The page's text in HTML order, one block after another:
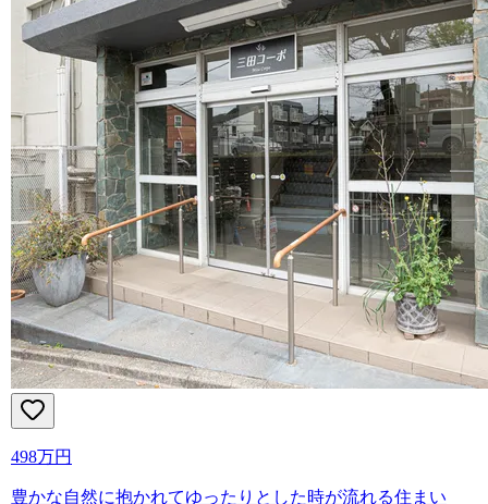
498万円
豊かな自然に抱かれてゆったりとした時が流れる住まい